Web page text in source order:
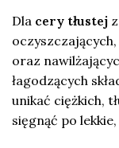
Dla cery tłustej
oraz
łagodzących
unikać ciężkich,
sięgnąć po